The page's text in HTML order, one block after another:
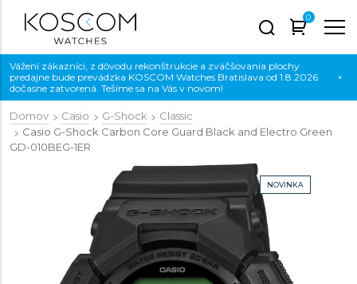
0
Vážení zákazníci, z dôvodu rekonštrukcie a zväčšovania plochy
predajne bude prevádzka KOSCOM Watches Bratislava od 1.8.2026
dočasne zatvorená. Tešíme sa na Vás v novom!
×
Domov Casio G-Shock
Classic
Casio G-Shock Carbon Core Guard Black and Electro Green
GD-010BEG-1ER
NOVINKA